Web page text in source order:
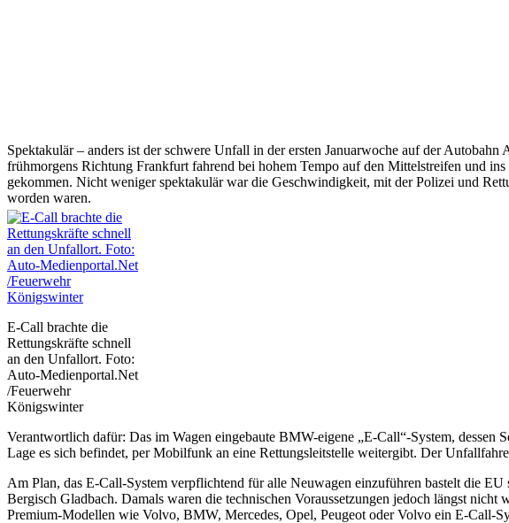
Spektakulär – anders ist der schwere Unfall in der ersten Januarwoche auf der
frühmorgens Richtung Frankfurt fahrend bei hohem Tempo auf den Mittelstreifen und
gekommen. Nicht weniger spektakulär war die Geschwindigkeit, mit der Polizei und
worden waren.
E-Call brachte die
Rettungskräfte schnell
an den Unfallort. Foto:
Auto-Medienportal.Net
/Feuerwehr
Königswinter
Verantwortlich dafür: Das im Wagen eingebaute BMW-eigene „E-Call“-System, dessen
Lage es sich befindet, per Mobilfunk an eine Rettungsleitstelle weitergibt. Der
Am Plan, das E-Call-System verpflichtend für alle Neuwagen einzuführen bastelt die
Bergisch Gladbach. Damals waren die technischen Voraussetzungen jedoch längst
Premium-Modellen wie Volvo, BMW, Mercedes, Opel, Peugeot oder Volvo ein E-Call-